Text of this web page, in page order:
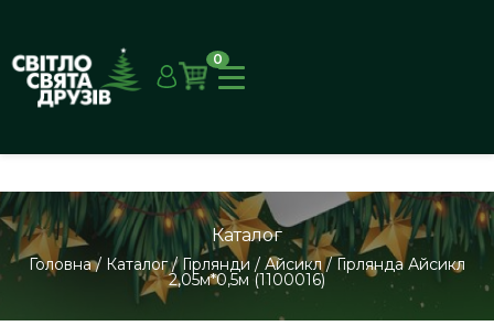
0
Каталог
Головна / Каталог / Гірлянди / Айсикл /Гірлянда Айсикл
2,05м*0,5м (1100016)